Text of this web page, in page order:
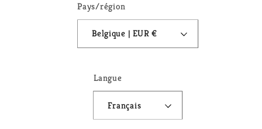
Pays/région
Belgique | EUR €
Langue
Français